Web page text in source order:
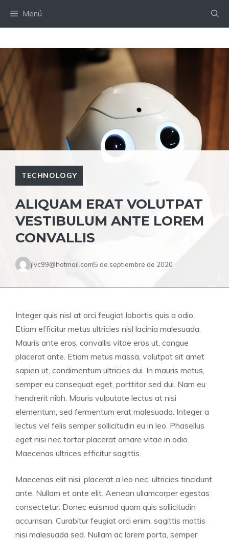
Menú
TECHNOLOGY
ALIQUAM ERAT VOLUTPAT
VESTIBULUM ANTE LOREM
CONVALLIS
jlvc99@hotmail.com5 de septiembre de 2020
Integer quis nisl at orci feugiat lobortis quis a odio.
Etiam efficitur metus ultricies nisl lacinia malesuada.
Mauris ante eros, convallis vitae eros ut, congue
placerat ante. Etiam metus massa, volutpat sit amet
sapien ut, condimentum ultricies dui. In mauris metus,
semper eu consequat eget, porttitor sed dui. Nam eu
hendrerit nibh. Mauris vulputate lectus at nisi
elementum, sed fermentum erat malesuada. Integer a
lectus vel felis semper sollicitudin eu in leo. Phasellus
eget nisi nec tortor placerat ornare vitae in odio.
Maecenas ultrices efficitur sagittis.
Maecenas elit nisi, placerat a leo nec, ultricies tincidunt
ante. Nullam et ante elit. Aenean ullamcorper egestas
consectetur. Donec euismod quam quis sollicitudin
accumsan. Curabitur feugiat orci enim, sagittis mattis
nisi malesuada sed. Nullam ac lorem porta, semper